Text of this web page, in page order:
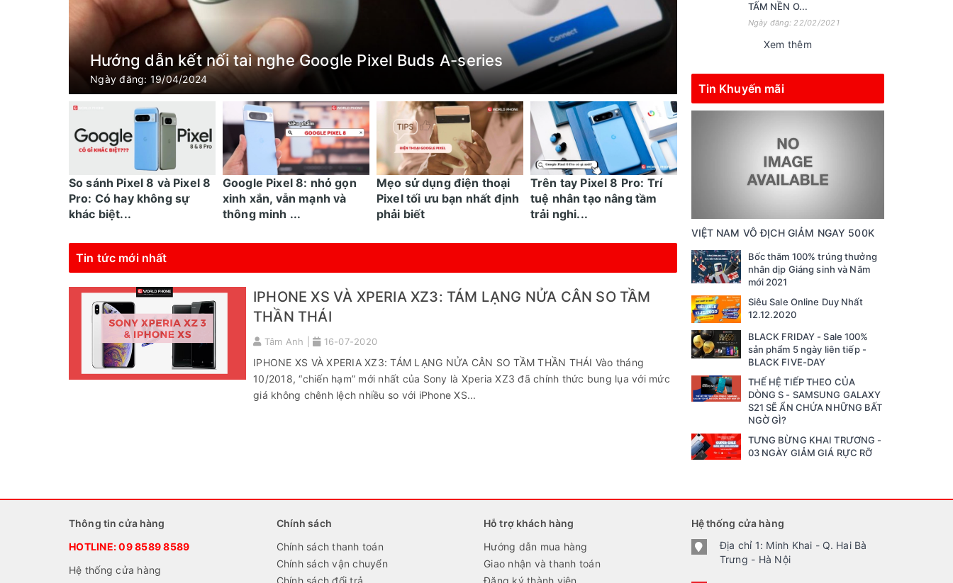
Hướng dẫn kết nối tai nghe Google Pixel Buds A-series
Ngày đăng: 19/04/2024
So sánh Pixel 8 và Pixel 8
Pro: Có hay không sự
khác biệt...
Google Pixel 8: nhỏ gọn
xinh xắn, vẫn mạnh và
thông minh ...
Mẹo sử dụng điện thoại
Pixel tối ưu bạn nhất định
phải biết
Trên tay Pixel 8 Pro: Trí
tuệ nhân tạo nâng tầm
trải nghi...
Những thủ thuật dùng
Tin tức mới nhất
IPHONE XS VÀ XPERIA XZ3: TÁM LẠNG NỬA CÂN SO TẦM
THẦN THÁI
Tâm Anh | 16-07-2020
IPHONE XS VÀ XPERIA XZ3: TÁM LẠNG NỬA CÂN SO TẦM THẦN THÁI Vào tháng
10/2018, “chiến hạm” mới nhất của Sony là Xperia XZ3 đã chính thức bung lụa với mức
giá không chênh lệch nhiều so với iPhone XS...
TẤM NỀN O...
Ngày đăng: 22/02/2021
Xem thêm
Tin Khuyến mãi
VIỆT NAM VÔ ĐỊCH GIẢM NGAY 500K
Bốc thăm 100% trúng thưởng
nhân dịp Giáng sinh và Năm
mới 2021
Siêu Sale Online Duy Nhất
12.12.2020
BLACK FRIDAY - Sale 100%
sản phẩm 5 ngày liên tiếp -
BLACK FIVE-DAY
THẾ HỆ TIẾP THEO CỦA
DÒNG S - SAMSUNG GALAXY
S21 SẼ ẨN CHỨA NHỮNG BẤT
NGỜ GÌ?
TƯNG BỪNG KHAI TRƯƠNG -
03 NGÀY GIẢM GIÁ RỰC RỠ
Thông tin cửa hàng
HOTLINE:09 8589 8589
Hệ thống cửa hàng
Chính sách
Chính sách thanh toán
Chính sách vận chuyển
Chính sách đổi trả
Hỗ trợ khách hàng
Hướng dẫn mua hàng
Giao nhận và thanh toán
Đăng ký thành viên
Hệ thống cửa hàng
Địa chỉ 1: Minh Khai - Q. Hai Bà
Trưng - Hà Nội